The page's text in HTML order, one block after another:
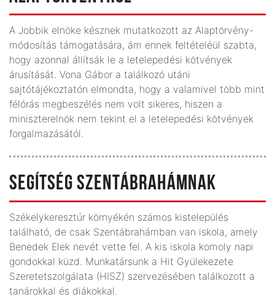
A Jobbik elnöke késznek mutatkozott az Alaptörvény-
módosítás támogatására, ám ennek feltételéül szabta,
hogy azonnal állítsák le a letelepedési kötvények
árusítását. Vona Gábor a találkozó utáni
sajtótájékoztatón elmondta, hogy a valamivel több mint
félórás megbeszélés nem volt sikeres, hiszen a
miniszterelnök nem tekint el a letelepedési kötvények
forgalmazásától.
SEGÍTSÉG SZENTÁBRAHÁMNAK
Székelykeresztúr környékén számos kistelepülés
található, de csak Szentábrahámban van iskola, amely
Benedek Elek nevét vette fel. A kis iskola komoly napi
gondokkal küzd. Munkatársunk a Hit Gyülekezete
Szeretetszolgálata (HISZ) szervezésében találkozott a
tanárokkal és diákokkal.